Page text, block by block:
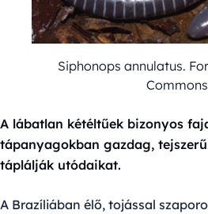
Siphonops annulatus.
Commons
A lábatlan kétéltűek bizonyos
tápanyagokban gazdag,
táplálják utódaikat.
A Brazíliában élő, tojással